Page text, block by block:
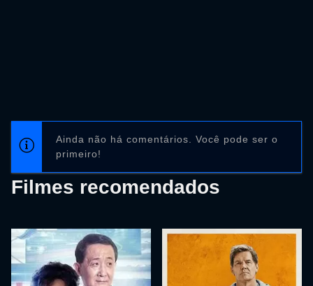
Ainda não há comentários. Você pode ser o
primeiro!
Filmes recomendados